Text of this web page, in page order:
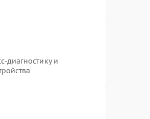
диагностику и